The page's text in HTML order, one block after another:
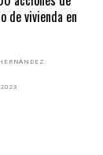
de vivienda en